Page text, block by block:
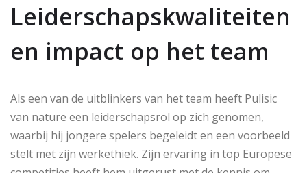
Leiderschapskwaliteiten
en impact op het team
Als een van de uitblinkers van het team heeft Pulisic
van nature een leiderschapsrol op zich genomen,
waarbij hij jongere spelers begeleidt en een voorbeeld
stelt met zijn werkethiek. Zijn ervaring in top Europese